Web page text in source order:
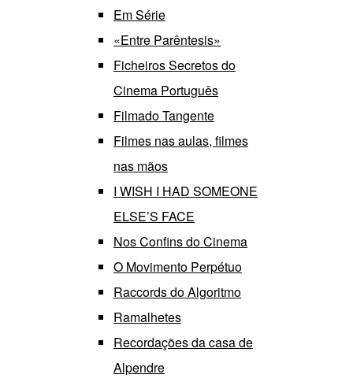
Em Série
«Entre Parêntesis»
Ficheiros Secretos do
Cinema Português
Filmado Tangente
Filmes nas aulas, filmes
nas mãos
I WISH I HAD SOMEONE
ELSE’S FACE
Nos Confins do Cinema
O Movimento Perpétuo
Raccords do Algoritmo
Ramalhetes
Recordações da casa de
Alpendre